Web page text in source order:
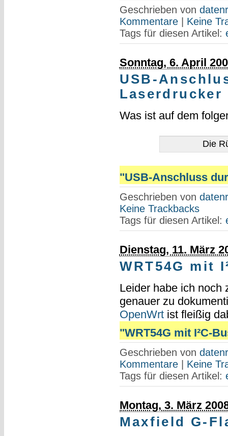
Geschrieben von
Kommentare| Keine
Tags für diesen Artikel:
Sonntag, 6. April
USB-
Was ist auf dem
Die
"USB-Anschluss
Geschrieben von
Keine Trackbacks
Tags für diesen Artikel:
Dienstag, 11. März
WRT54G mit
Leider habe ich noch
genauer zu
OpenWrtist fleißig
"WRT54G mit I²C-
Geschrieben von
Kommentare| Keine
Tags für diesen Artikel:
Montag, 3. März
Maxfield G-